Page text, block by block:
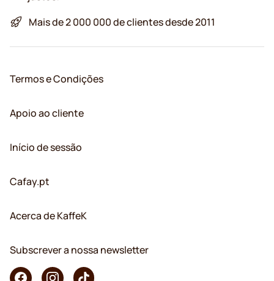
Mais de 2 000 000 de clientes desde 2011
Termos e Condições
Apoio ao cliente
Início de sessão
Cafay.pt
Acerca de KaffeK
Subscrever a nossa newsletter